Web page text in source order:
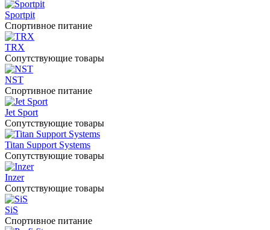
Sportpit
Спортивное питание
TRX
Сопутствующие товары
NST
Спортивное питание
Jet Sport
Сопутствующие товары
Titan Support Systems
Сопутствующие товары
Inzer
Сопутствующие товары
SiS
Спортивное питание